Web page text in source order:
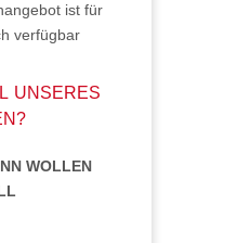
ist für
verfügbar
UNSERES
WOLLEN